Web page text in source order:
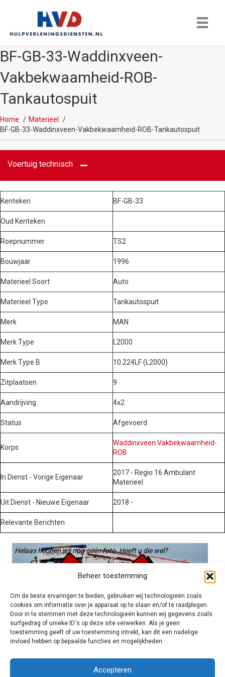
Beheer toestemming
Om de beste ervaringen te bieden, gebruiken wij technologieën zoals
cookies om informatie over je apparaat op te slaan en/of te raadplegen.
Door in te stemmen met deze technologieën kunnen wij gegevens zoals
surfgedrag of unieke ID's op deze site verwerken. Als je geen
toestemming geeft of uw toestemming intrekt, kan dit een nadelige
invloed hebben op bepaalde functies en mogelijkheden.
Accepteren
BF-GB-33-Waddinxveen-
Vakbekwaamheid-ROB-
Tankautospuit
Home
Materieel
BF-GB-33-Waddinxveen-Vakbekwaamheid-ROB-Tankautospuit
Voertuig technisch
Kenteken BF-GB-33
Oud Kenteken
Roepnummer TS2
Bouwjaar 1996
Materieel Soort Auto
Materieel Type Tankautospuit
Merk MAN
Merk Type L2000
Merk Type B 10.224LF (L2000)
Zitplaatsen 9
Aandrijving 4x2
Status Afgevoerd
Korps
Waddinxveen Vakbekwaamheid-
ROB
In Dienst - Vorige Eigenaar
2017 - Regio 16 Ambulant
Materieel
Uit Dienst - Nieuwe Eigenaar 2018 -
Relevante Berichten
Helaas hebben wij nog géén foto. Heeft u die wel?
Graag gebruiken we die. Stuur hem op naar:
voertuigen@hulpverleningsdiensten.nl